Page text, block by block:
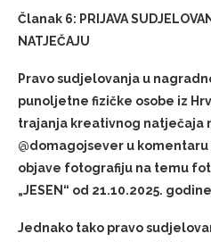
Članak 6: PRIJAVA
NATJEČAJU
Pravo sudjelovanja u
punoljetne fizičke osobe iz
trajanja kreativnog natječaja
@domagojsever u
objave fotografiju na temu
„JESEN“ od 21.10.2025.
Jednako tako pravo